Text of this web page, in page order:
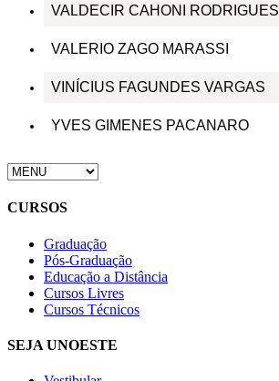
VALDECIR CAHONI RODRIGUES
VALERIO ZAGO MARASSI
VINÍCIUS FAGUNDES VARGAS
YVES GIMENES PACANARO
CURSOS
Graduação
Pós-Graduação
Educação a Distância
Cursos Livres
Cursos Técnicos
SEJA UNOESTE